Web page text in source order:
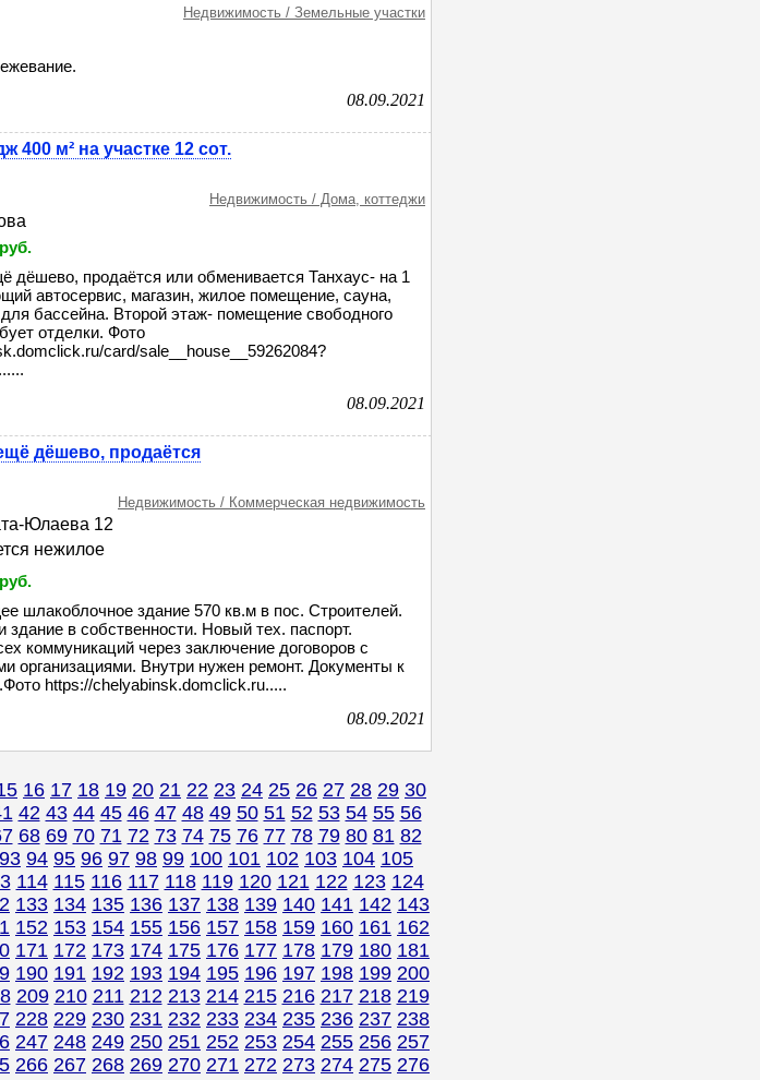
Недвижимость / Земельные участки
08.09.2021
400 м² на участке 12 сот.
Недвижимость / Дома, коттеджи
дёшево, продаётся или обменивается Танхаус- на 1
автосервис, магазин, жилое помещение, сауна,
бассейна. Второй этаж- помещение свободного
отделки. Фото
card/sale__house__59262084?
08.09.2021
дёшево, продаётся
Недвижимость / Коммерческая недвижимость
Юлаева 12
нежилое
шлакоблочное здание 570 кв.м в пос. Строителей.
здание в собственности. Новый тех. паспорт.
коммуникаций через заключение договоров с
организациями. Внутри нужен ремонт. Документы к
https://chelyabinsk.domclick.ru.....
08.09.2021
16 17 18 19 20 21 22 23 24 25 26 27 28 29 30
42 43 44 45 46 47 48 49 50 51 52 53 54 55 56
68 69 70 71 72 73 74 75 76 77 78 79 80 81 82
93 94 95 96 97 98 99 100 101 102 103 104 105
114 115 116 117 118 119 120 121 122 123 124
133 134 135 136 137 138 139 140 141 142 143
152 153 154 155 156 157 158 159 160 161 162
171 172 173 174 175 176 177 178 179 180 181
190 191 192 193 194 195 196 197 198 199 200
209 210 211 212 213 214 215 216 217 218 219
228 229 230 231 232 233 234 235 236 237 238
247 248 249 250 251 252 253 254 255 256 257
266 267 268 269 270 271 272 273 274 275 276